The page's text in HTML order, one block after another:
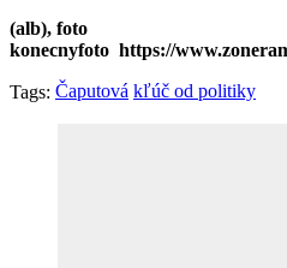
(alb), foto
konecnyfoto https://
Tags: Čaputová kľúč od politiky